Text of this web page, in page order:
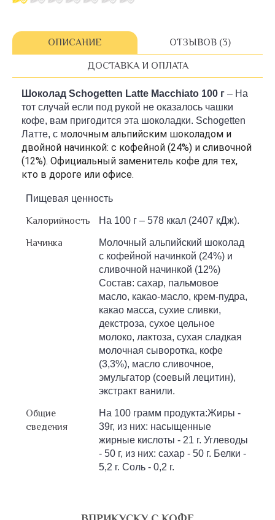
ОПИСАНИЕ ОТЗЫВОВ (3)
ДОСТАВКА И ОПЛАТА
Шоколад Schogetten Latte Macchiato 100 г – На
тот случай если под рукой не оказалось чашки
кофе, вам пригодится эта шоколадки. Schogetten
Латте, с молочным альпийским шоколадом и
двойной начинкой: с кофейной (24%) и сливочной
(12%). Официальный заменитель кофе для тех,
кто в дороге или офисе.
Пищевая ценность
Калорийность На 100 г – 578 ккал (2407 кДж).
Начинка
Молочный альпийский шоколад
с кофейной начинкой (24%) и
сливочной начинкой (12%)
Состав: сахар, пальмовое
масло, какао-масло, крем-пудра,
какао масса, сухие сливки,
декстроза, сухое цельное
молоко, лактоза, сухая сладкая
молочная сыворотка, кофе
(3,3%), масло сливочное,
эмульгатор (соевый лецитин),
экстракт ванили.
Общие
сведения
На 100 грамм продукта:Жиры -
39г, из них: насыщенные
жирные кислоты - 21 г. Углеводы
- 50 г, из них: сахар - 50 г. Белки -
5,2 г. Соль - 0,2 г.